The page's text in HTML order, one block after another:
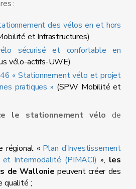
:
des vélos en et hors
et Infrastructures)
sécurisé et confortable en
vélo-actifs-UWE)
« Stationnement vélo et projet
pratiques » (SPW Mobilité et
le stationnement vélo de
régional « Plan d’Investissement
Intermodalité (PIMACI) », les
de Wallonie peuvent créer des
qualité ;